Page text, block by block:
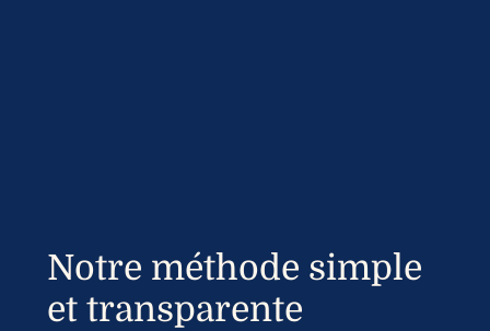
Notre méthode simple
et transparente